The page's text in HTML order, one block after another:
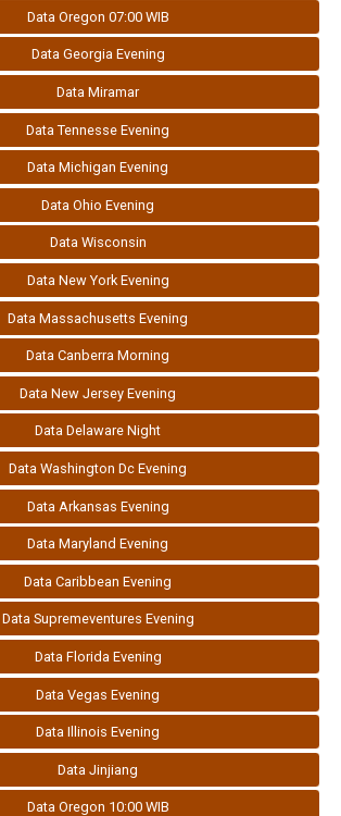
Data Oregon 07:00 WIB
Data Georgia Evening
Data Miramar
Data Tennesse Evening
Data Michigan Evening
Data Ohio Evening
Data Wisconsin
Data New York Evening
Data Massachusetts Evening
Data Canberra Morning
Data New Jersey Evening
Data Delaware Night
Data Washington Dc Evening
Data Arkansas Evening
Data Maryland Evening
Data Caribbean Evening
Data Supremeventures Evening
Data Florida Evening
Data Vegas Evening
Data Illinois Evening
Data Jinjiang
Data Oregon 10:00 WIB